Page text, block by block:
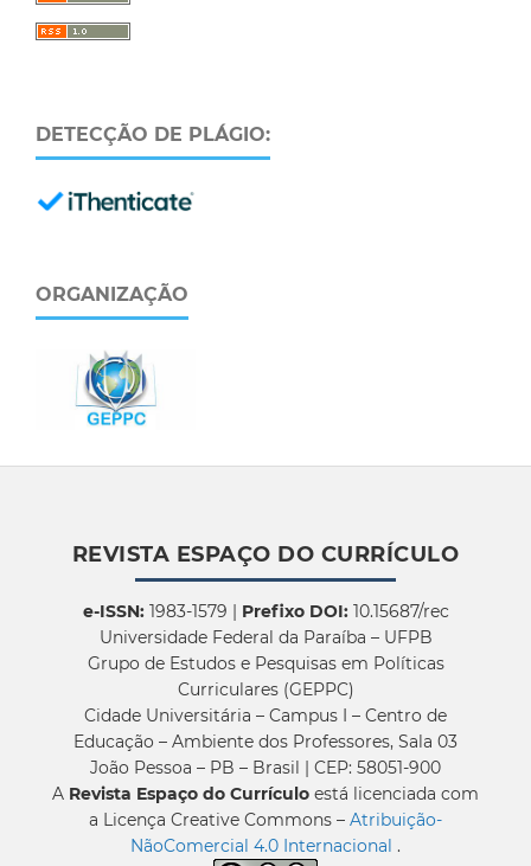
DETECÇÃO DE PLÁGIO:
ORGANIZAÇÃO
REVISTA ESPAÇO DO CURRÍCULO
e-ISSN:1983-1579 | Prefixo DOI:10.15687/rec
Universidade Federal da Paraíba – UFPB
Grupo de Estudos e Pesquisas em Políticas
Curriculares (GEPPC)
Cidade Universitária – Campus I – Centro de
Educação – Ambiente dos Professores, Sala 03
João Pessoa – PB – Brasil | CEP: 58051-900
A Revista Espaço do Currículo está licenciada com
a Licença Creative Commons – Atribuição-
NãoComercial 4.0 Internacional .